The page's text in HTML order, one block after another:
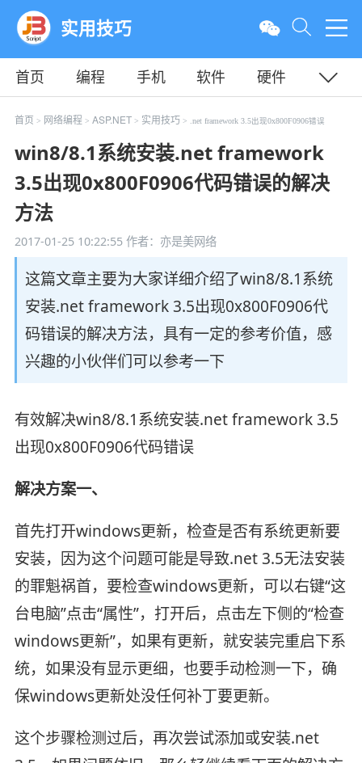
实用技巧
首页 编程 手机 软件
硬件
教程
平面 服务器
首页 > 网络编程 > ASP.NET > 实用技巧 > .net framework 3.5出现0x800F0906错误
win8/8.1系统安装.net framework
3.5出现0x800F0906代码错误的解决
方法
2017-01-25 10:22:55作者：亦是美网络
这篇文章主要为大家详细介绍了win8/8.1系统
安装.net framework 3.5出现0x800F0906代
码错误的解决方法，具有一定的参考价值，感
兴趣的小伙伴们可以参考一下
有效解决win8/8.1系统安装.net framework 3.5
出现0x800F0906代码错误
解决方案一、
首先打开windows更新，检查是否有系统更新要
安装，因为这个问题可能是导致.net 3.5无法安装
的罪魁祸首，要检查windows更新，可以右键“这
台电脑”点击“属性”，打开后，点击左下侧的“检查
windows更新”，如果有更新，就安装完重启下系
统，如果没有显示更细，也要手动检测一下，确
保windows更新处没任何补丁要更新。
这个步骤检测过后，再次尝试添加或安装.net